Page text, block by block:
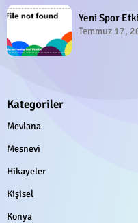
Yeni Spor
Temmuz 17,
Kategoriler
Mevlana
Mesnevi
Hikayeler
Kişisel
Konya